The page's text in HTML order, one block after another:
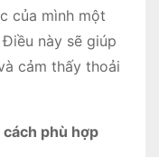
của mình một
này sẽ giúp
cảm thấy thoải
phù hợp